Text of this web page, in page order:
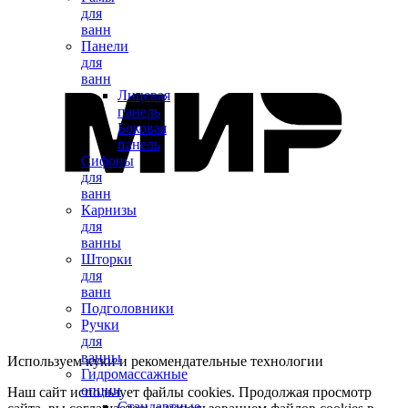
для
ванн
Панели
для
ванн
Лицевая
панель
Боковая
панель
Сифоны
для
ванн
Карнизы
для
ванны
Шторки
для
ванн
Подголовники
Ручки
для
ванны
Гидромассажные
опции
Используем куки и рекомендательные технологии
Наш сайт использует файлы cookies. Продолжая просмотр